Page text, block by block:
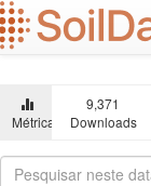
Ir
para
o
principal
Métricas
9,371
Downloads